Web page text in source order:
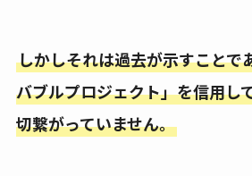
しかしそれは過去が示すことで
バブルプロジェクト」を信用し
切繋がっていません。